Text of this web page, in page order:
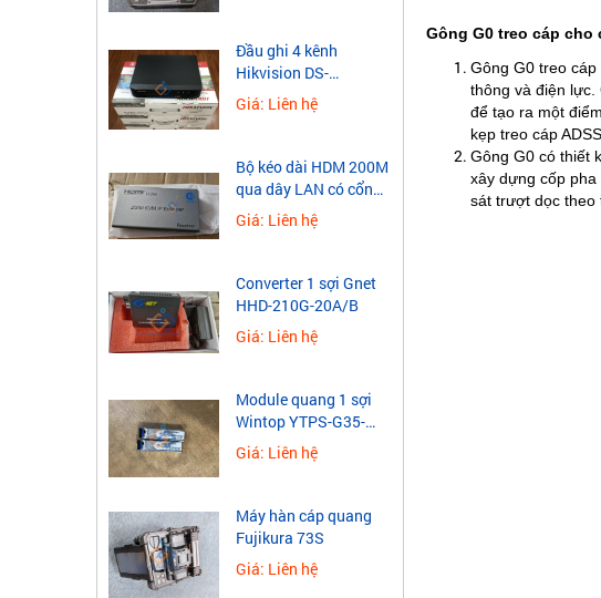
Đầu ghi 4 kênh
Hikvision DS-
7604NXI-K1
Giá: Liên hệ
​Bộ kéo dài HDM 200M
qua dây LAN có cổng
USB
Giá: Liên hệ
Converter 1 sợi Gnet
HHD-210G-20A/B
Giá: Liên hệ
Module quang 1 sợi
Wintop YTPS-G35-
40LD 1.25G
Giá: Liên hệ
Máy hàn cáp quang
Fujikura 73S
Giá: Liên hệ
Gông G0 treo cáp cho
Gông G0 treo
thông và điện lực.
để tạo ra một
kẹp treo cáp
Gông G0 có thiết
xây dựng cốp
sát trượt dọc theo